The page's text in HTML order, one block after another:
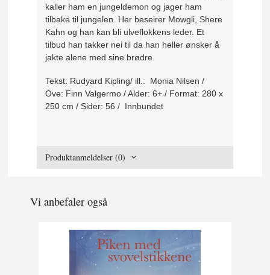
kaller ham en jungeldemon og jager ham
tilbake til jungelen. Her beseirer Mowgli, Shere
Kahn og han kan bli ulveflokkens leder. Et
tilbud han takker nei til da han heller ønsker å
jakte alene med sine brødre.
Tekst: Rudyard Kipling/ ill.: Monia Nilsen /
Ove: Finn Valgermo / Alder: 6+ / Format: 280 x
250 cm / Sider: 56 / Innbundet
Produktanmeldelser (0)
Vi anbefaler også